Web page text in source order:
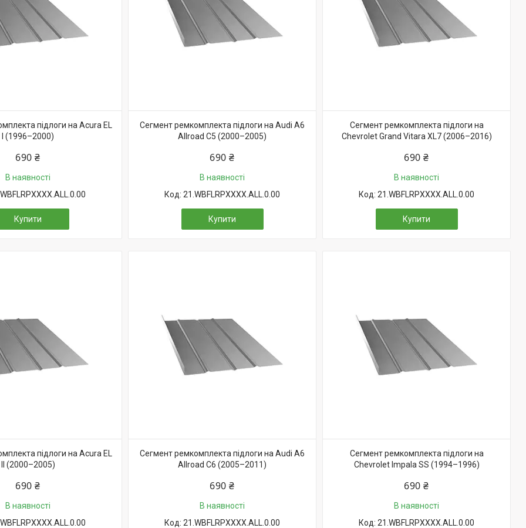
підлоги на Acura EL
I (1996–2000)
690 ₴
В наявності
Купити
Сегмент ремкомплекта підлоги на Audi A6
Allroad C5 (2000–2005)
690 ₴
В наявності
21.WBFLRPXXXX.ALL.0.00
Купити
Сегмент ремкомплекта підлоги на
Chevrolet Grand Vitara XL7 (2006–2016)
690 ₴
В наявності
21.WBFLRPXXXX.ALL.0.00
Купити
підлоги на Acura EL
II (2000–2005)
690 ₴
В наявності
Сегмент ремкомплекта підлоги на Audi A6
Allroad C6 (2005–2011)
690 ₴
В наявності
21.WBFLRPXXXX.ALL.0.00
Сегмент ремкомплекта підлоги на
Chevrolet Impala SS (1994–1996)
690 ₴
В наявності
21.WBFLRPXXXX.ALL.0.00